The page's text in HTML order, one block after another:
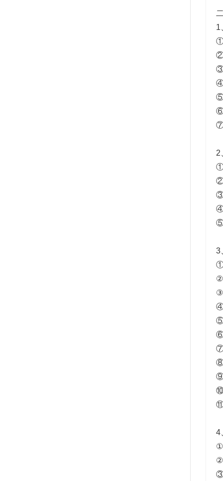
1
①
②
③
④
⑤
⑥
⑦
2
①
②
③
④
⑤
3
①
④
⑥
⑦
⑧
⑩
⑪
4
②